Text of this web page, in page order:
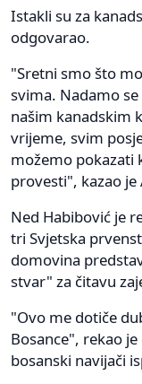
Istakli su za
odgovarao.
"Sretni smo što
svima. Nadamo
našim kanadskim
vrijeme, svim
možemo pokazati
provesti", kazao je
Ned Habibović je
tri Svjetska
domovina
stvar" za čitavu
"Ovo me dotiče
Bosance", rekao
bosanski navijači